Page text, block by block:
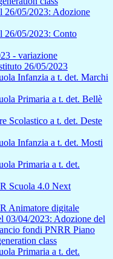
26/05/2023: Adozione
26/05/2023: Conto
- variazione
26/05/2023
Infanzia a t. det. Marchi
Primaria a t. det. Bellè
Scolastico a t. det. Deste
Infanzia a t. det. Mosti
Primaria a t. det.
Scuola 4.0 Next
Animatore digitale
03/04/2023: Adozione del
fondi PNRR Piano
class
Primaria a t. det.